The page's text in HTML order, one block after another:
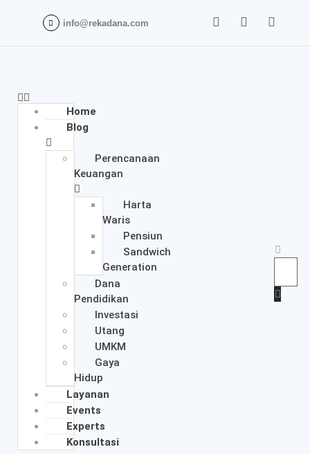
info@rekadana.com
Home
Blog
Perencanaan
Keuangan
Harta
Waris
Pensiun
Sandwich
Generation
Dana
Pendidikan
Investasi
Utang
UMKM
Gaya
Hidup
Layanan
Events
Experts
Konsultasi